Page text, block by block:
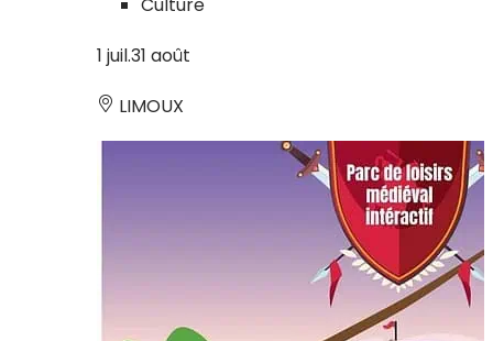
Culture
1 juil.31 août
LIMOUX